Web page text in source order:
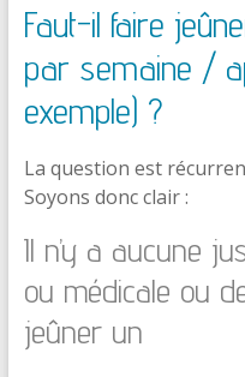
Faut-il faire
par semaine /
exemple) ?
La question est
Soyons donc clair :
Il n’y a aucune
ou médicale ou
jeûner un